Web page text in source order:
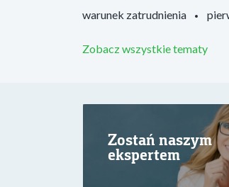
warunek zatrudnienia
Zobacz wszystkie tematy
Zostań naszym
ekspertem